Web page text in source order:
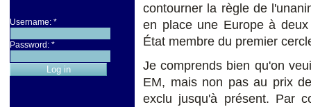
Username: *
Password: *
contourner la règle de
en place une Europe à
État membre du premier
Je comprends bien qu'on
EM, mais non pas au prix
exclu jusqu'à présent. Par